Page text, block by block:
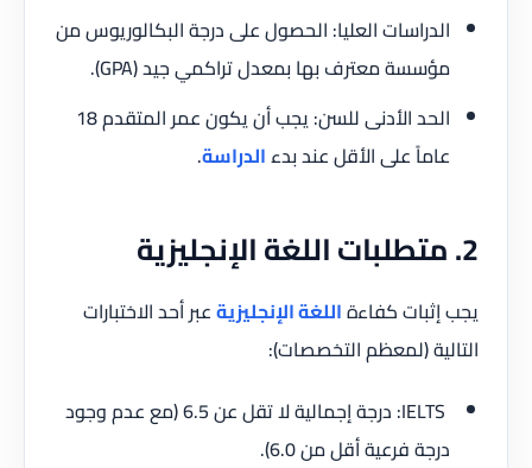
الدراسات العليا: الحصول على درجة البكالوريوس من
مؤسسة معترف بها بمعدل تراكمي جيد (GPA).
الحد الأدنى للسن: يجب أن يكون عمر المتقدم 18
عاماً على الأقل عند بدءالدراسة.
2. متطلبات اللغة الإنجليزية
يجب إثبات كفاءةاللغة الإنجليزيةعبر أحد الاختبارات
التالية (لمعظم التخصصات):
IELTS: درجة إجمالية لا تقل عن 6.5 (مع عدم وجود
درجة فرعية أقل من 6.0).